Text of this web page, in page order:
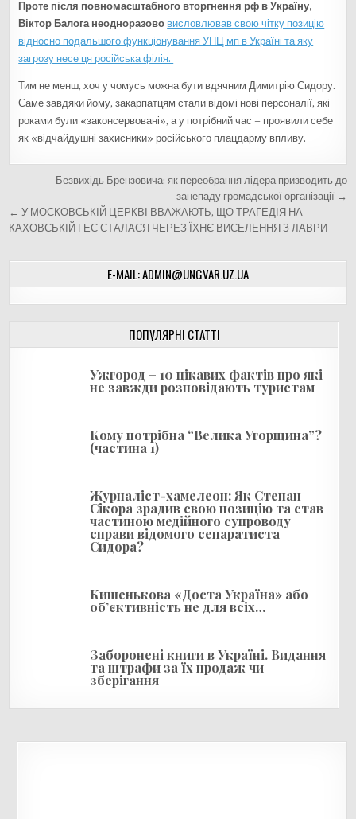
Проте після повномасштабного вторгнення рф в Україну,
Віктор Балога неодноразово висловлював свою чітку позицію
відносно подальшого функціонування УПЦ мп в Україні та яку
загрозу несе ця російська філія.
Тим не менш, хоч у чомусь можна бути вдячним Димитрію Сидору.
Саме завдяки йому, закарпатцям стали відомі нові персоналії, які
роками були «законсервовані», а у потрібний час – проявили себе
як «відчайдушні захисники» російського плацдарму впливу.
в
а
ц
Безвихідь Брензовича: як переобрання лідера призводить до
занепаду громадської організації →
← У МОСКОВСЬКІЙ ЦЕРКВІ ВВАЖАЮТЬ, ЩО ТРАГЕДІЯ НА
КАХОВСЬКІЙ ГЕС СТАЛАСЯ ЧЕРЕЗ ЇХНЄ ВИСЕЛЕННЯ З ЛАВРИ
E-MAIL: ADMIN@UNGVAR.UZ.UA
ПОПУЛЯРНІ СТАТТІ
Ужгород – 10 цікавих фактів про які
не завжди розповідають туристам
Кому потрібна “Велика Угорщина”?
(частина 1)
Журналіст-хамелеон: Як Степан
Сікора зрадив свою позицію та став
частиною медійного супроводу
справи відомого сепаратиста
Сидора?
Кишенькова «Доста Україна» або
об’єктивність не для всіх…
Заборонені книги в Україні. Видання
та штрафи за їх продаж чи
зберігання